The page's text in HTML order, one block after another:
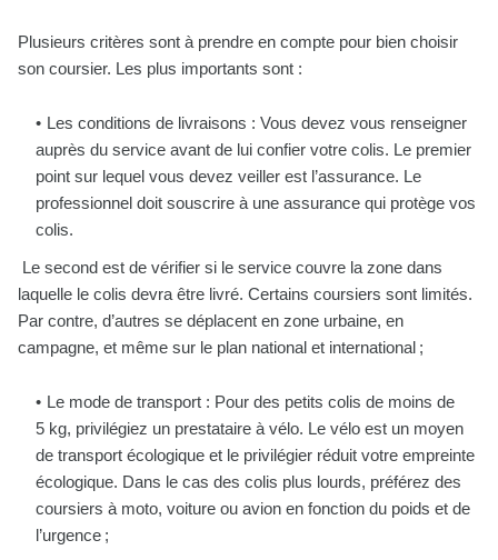
Plusieurs critères sont à prendre en compte pour bien choisir
son coursier. Les plus importants sont :
Les conditions de livraisons : Vous devez vous renseigner
auprès du service avant de lui confier votre colis. Le premier
point sur lequel vous devez veiller est l’assurance. Le
professionnel doit souscrire à une assurance qui protège vos
colis.
Le second est de vérifier si le service couvre la zone dans
laquelle le colis devra être livré. Certains coursiers sont limités.
Par contre, d’autres se déplacent en zone urbaine, en
campagne, et même sur le plan national et international ;
Le mode de transport : Pour des petits colis de moins de
5 kg, privilégiez un prestataire à vélo. Le vélo est un moyen
de transport écologique et le privilégier réduit votre empreinte
écologique. Dans le cas des colis plus lourds, préférez des
coursiers à moto, voiture ou avion en fonction du poids et de
l’urgence ;